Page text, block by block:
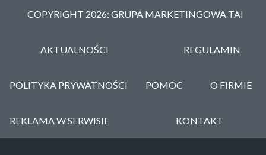
COPYRIGHT 2026: GRUPA MARKETINGOWA TAI
AKTUALNOŚCI REGULAMIN
POLITYKA PRYWATNOŚCI POMOC O FIRMIE
REKLAMA W SERWISIE KONTAKT